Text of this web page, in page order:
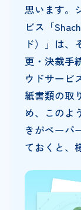
思います。
ビス「
ド）」は、
更・決裁手
ウドサービ
紙書類の取
め、このよ
きがペーパ
ておくと、